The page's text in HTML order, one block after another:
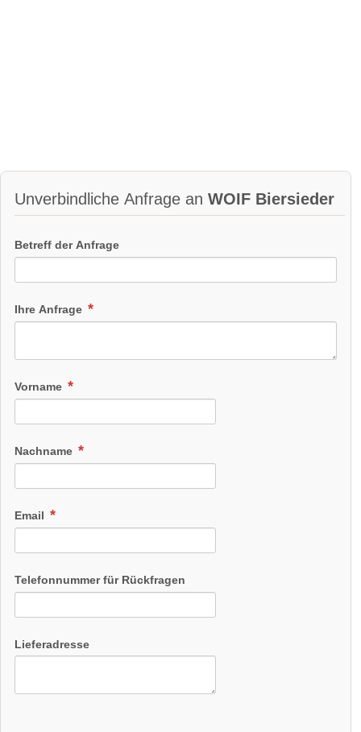
Unverbindliche Anfrage an WOIF Biersieder
Betreff der Anfrage
Ihre Anfrage
Vorname
Nachname
Email
Telefonnummer für Rückfragen
Lieferadresse